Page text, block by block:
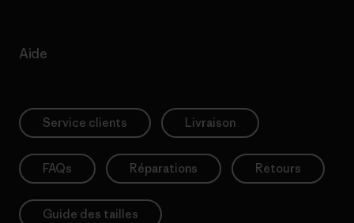
Aide
Service clients Livraison
FAQs Réparations Retours
Guide des tailles